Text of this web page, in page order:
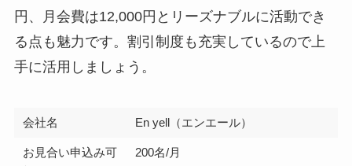
円、月会費は12,000円とリーズナブルに活動でき
る点も魅力です。割引制度も充実しているので上
手に活用しましょう。
会社名 En yell（エンエール）
お見合い申込み可
200名/月